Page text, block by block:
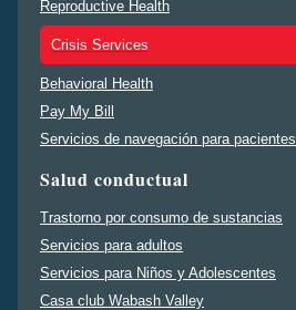
Reproductive Health
Crisis Services
Behavioral Health
Pay My Bill
Servicios de navegación para pacientes
Salud conductual
Trastorno por consumo de sustancias
Servicios para adultos
Servicios para Niños y Adolescentes
Casa club Wabash Valley